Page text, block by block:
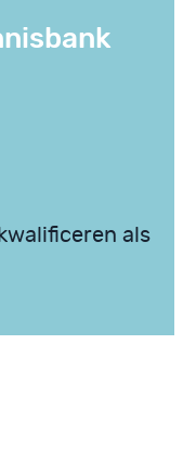
als